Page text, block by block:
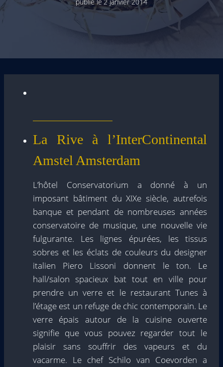
La Rive à l’InterContinental
Amstel Amsterdam
L’hôtel Conservatorium a donné à un
imposant bâtiment du XIXe siècle, autrefois
banque et pendant de nombreuses années
conservatoire de musique, une nouvelle vie
fulgurante. Les lignes épurées, les tissus
sobres et les éclats de couleurs du designer
italien Piero Lissoni donnent le ton. Le
hall/salon spacieux bat tout en ville pour
prendre un verre et le restaurant Tunes à
l’étage est un refuge de chic contemporain. Le
verre épais autour de la cuisine ouverte
signifie que vous pouvez regarder tout le
plaisir sans souffrir des vapeurs et du
vacarme. Le chef Schilo van Coevorden a